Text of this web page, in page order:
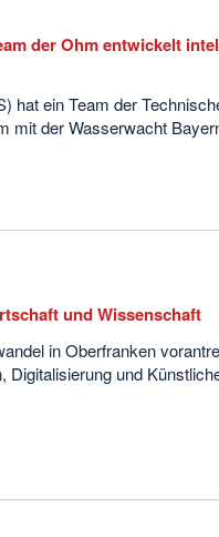
der Ohm entwickelt
hat ein Team der
mit der Wasserwacht
und Wissenschaft
in Oberfranken
Digitalisierung und